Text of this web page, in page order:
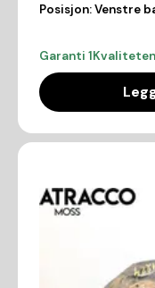
Posisjon:Venstre
Garanti 1